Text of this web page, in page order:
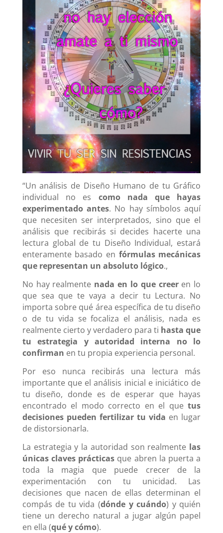
“Un análisis de Diseño Humano de tu Gráfico
individual no es como nada que hayas
experimentado antes. No hay símbolos aquí
que necesiten ser interpretados, sino que el
análisis que recibirás si decides hacerte una
lectura global de tu Diseño Individual, estará
enteramente basado en fórmulas mecánicas
que representan un absoluto lógico.,
No hay realmente nada en lo que creeren lo
que sea que te vaya a decir tu Lectura. No
importa sobre qué área específica de tu diseño
o de tu vida se focaliza el análisis, nada es
realmente cierto y verdadero para ti hasta que
tu estrategia y autoridad interna no lo
confirman en tu propia experiencia personal.
Por eso nunca recibirás una lectura más
importante que el análisis inicial e iniciático de
tu diseño, donde es de esperar que hayas
encontrado el modo correcto en el quetus
decisiones pueden fertilizar tu vida en lugar
de distorsionarla.
La estrategia y la autoridad son realmente las
únicas claves prácticas que abren la puerta a
toda la magia que puede crecer de la
experimentación con tu unicidad. Las
decisiones que nacen de ellas determinan el
compás de tu vida (dónde y cuándo) y quién
tiene un derecho natural a jugar algún papel
en ella (qué y cómo).